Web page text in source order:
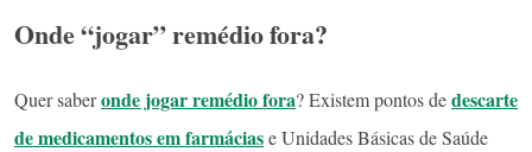
Onde “jogar” remédio fora?
Quer saberonde jogar remédio fora? Existem pontos dedescarte
de medicamentos em farmáciase Unidades Básicas de Saúde